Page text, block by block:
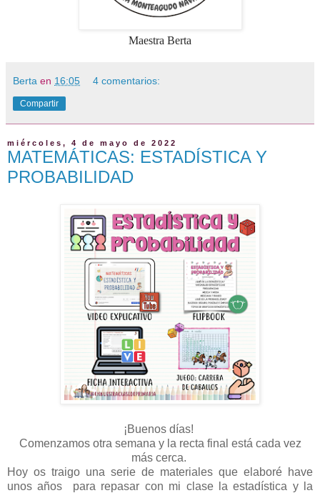
Maestra Berta
Berta en 16:05 4 comentarios:
Compartir
miércoles, 4 de mayo de 2022
MATEMÁTICAS: ESTADÍSTICA Y
PROBABILIDAD
¡Buenos días!
Comenzamos otra semana y la recta final está cada vez
más cerca.
Hoy os traigo una serie de materiales que elaboré have
unos años para repasar con mi clase la estadística y la